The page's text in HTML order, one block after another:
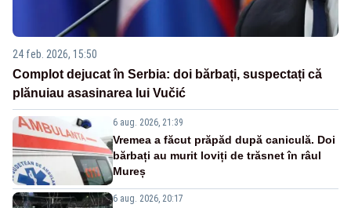
24 feb. 2026, 15:50
Complot dejucat în Serbia: doi bărbați, suspectați că
plănuiau asasinarea lui Vučić
6 aug. 2026, 21:39
Vremea a făcut prăpăd după caniculă. Doi
bărbați au murit loviți de trăsnet în râul
Mureș
6 aug. 2026, 20:17